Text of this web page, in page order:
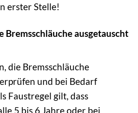
erster Stelle!
Bremsschläuche ausgetauscht
die Bremsschläuche
und bei Bedarf
Faustregel gilt, dass
5 bis 6 Jahre oder bei